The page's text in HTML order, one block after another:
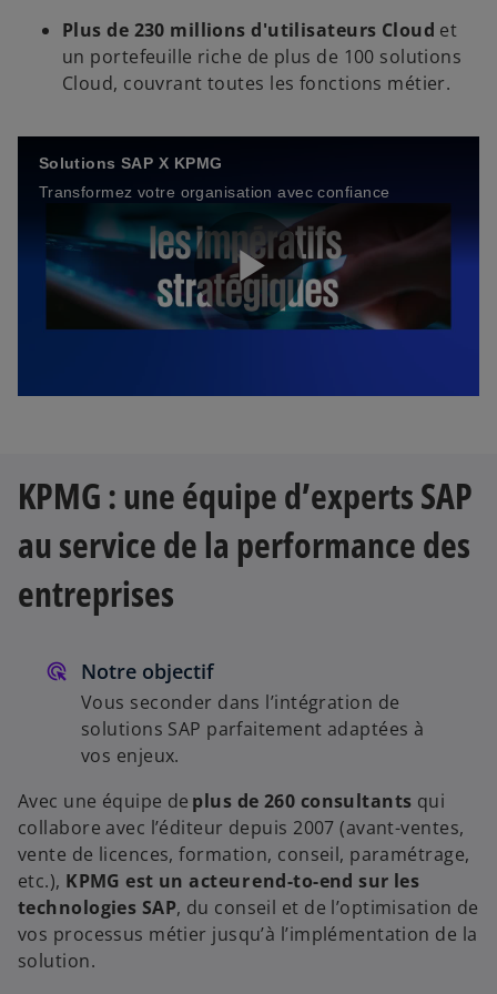
Plus de 230 millions d'utilisateurs Cloud et
un portefeuille riche de plus de 100 solutions
Cloud, couvrant toutes les fonctions métier.
Solutions SAP X KPMG
Transformez votre organisation avec confiance
P
a
V
i
KPMG : une équipe d’experts SAP
au service de la performance des
entreprises
Notre objectif
Vous seconder dans l’intégration de
solutions SAP parfaitement adaptées à
vos enjeux.
Avec une équipe de plus de 260 consultants qui
collabore avec l’éditeur depuis 2007 (avant-ventes,
vente de licences, formation, conseil, paramétrage,
etc.), KPMG est un acteur end-to-end sur les
technologies SAP, du conseil et de l’optimisation de
vos processus métier jusqu’à l’implémentation de la
solution.